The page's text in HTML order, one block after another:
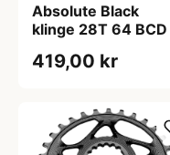
Absolute Black
klinge 28T 64 BCD
419,00 kr